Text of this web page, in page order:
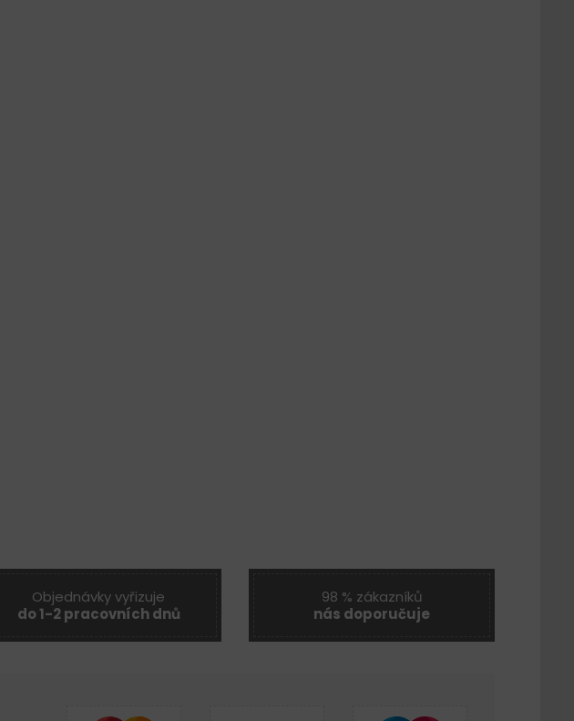
Objednávky vyřizuje
do 1-2 pracovních dnů
98 % zákazníků
nás doporučuje